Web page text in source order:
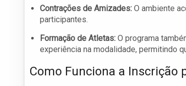
Contrações de Amizades: O ambiente
participantes.
Formação de Atletas: O programa
experiência na modalidade, permitindo
Como Funciona a Inscrição